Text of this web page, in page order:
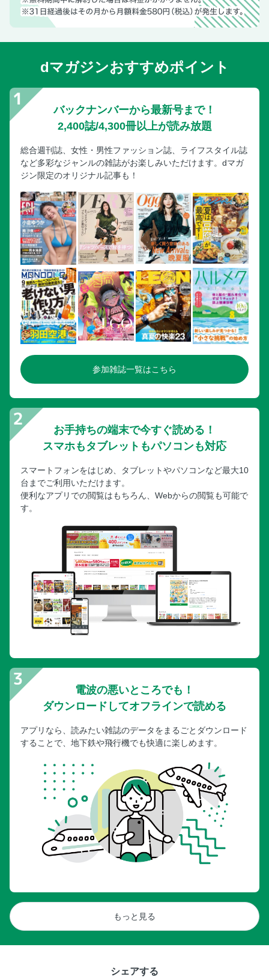
dマガジンおすすめポイント
バックナンバーから最新号まで！
2,400誌/4,300冊以上が読み放題
総合週刊誌、女性・男性ファッション誌、ライフスタイル誌
など多彩なジャンルの雑誌がお楽しみいただけます。dマガ
ジン限定のオリジナル記事も！
参加雑誌一覧はこちら
お手持ちの端末で今すぐ読める！
スマホもタブレットもパソコンも対応
スマートフォンをはじめ、タブレットやパソコンなど最大10
台までご利用いただけます。
便利なアプリでの閲覧はもちろん、Webからの閲覧も可能で
す。
電波の悪いところでも！
ダウンロードしてオフラインで読める
アプリなら、読みたい雑誌のデータをまるごとダウンロード
することで、地下鉄や飛行機でも快適に楽しめます。
もっと見る
シェアする